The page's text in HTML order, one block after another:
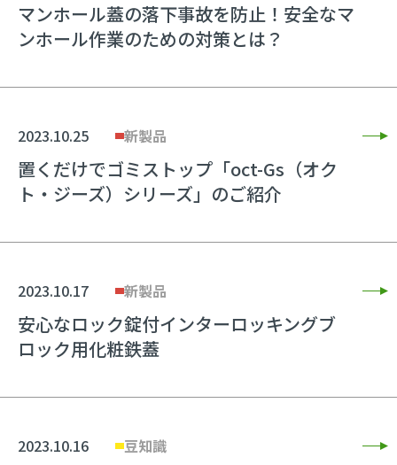
マンホール蓋の落下事故を防止！安全なマ
ンホール作業のための対策とは？
2023.10.25 新製品
置くだけでゴミストップ「oct-Gs（オク
ト・ジーズ）シリーズ」のご紹介
2023.10.17 新製品
安心なロック錠付インターロッキングブ
ロック用化粧鉄蓋
2023.10.16 豆知識